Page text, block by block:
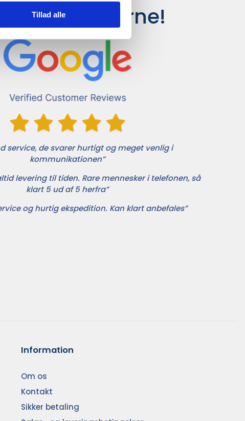
Tillad alle
siger kunderne!
service, de svarer hurtigt og meget venlig i
kommunikationen”
levering til tiden. Rare mennesker i telefonen, så
klart 5 ud af 5 herfra”
og hurtig ekspedition. Kan klart anbefales”
Information
Om os
Kontakt
Sikker betaling